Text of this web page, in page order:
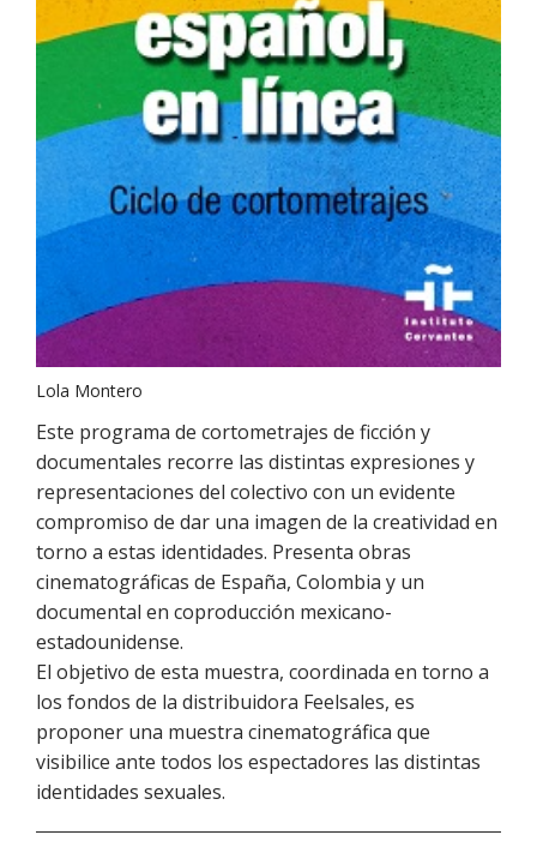
Lola Montero
Este programa de cortometrajes de ficción y
documentales recorre las distintas expresiones y
representaciones del colectivo con un evidente
compromiso de dar una imagen de la creatividad en
torno a estas identidades. Presenta obras
cinematográficas de España, Colombia y un
documental en coproducción mexicano-
estadounidense.
El objetivo de esta muestra, coordinada en torno a
los fondos de la distribuidora Feelsales, es
proponer una muestra cinematográfica que
visibilice ante todos los espectadores las distintas
identidades sexuales.